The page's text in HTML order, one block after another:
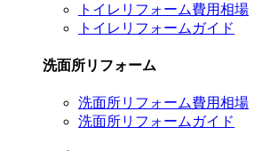
トイレリフォーム費用相場
トイレリフォームガイド
洗面所リフォーム
洗面所リフォーム費用相場
洗面所リフォームガイド